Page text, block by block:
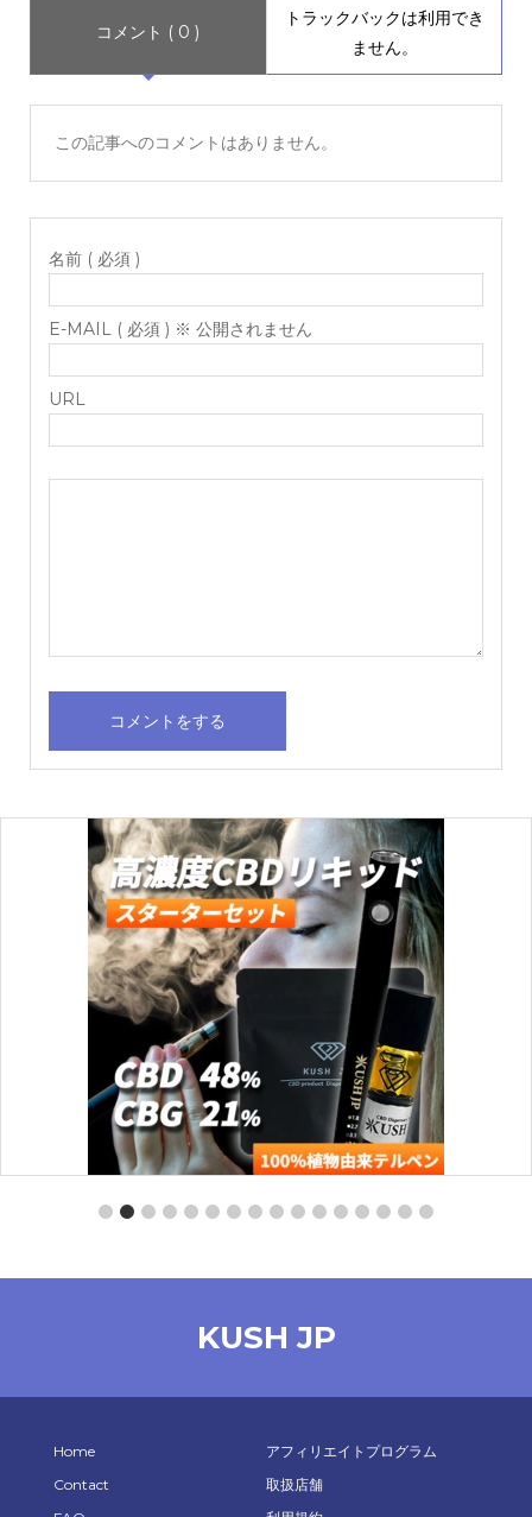
コメント ( 0 )
トラックバックは利用でき
ません。
この記事へのコメントはありません。
名前 ( 必須 )
E-MAIL ( 必須 ) ※ 公開されません
URL
【KUSH JP】
オプションを選択
KUSH JP
Home
Contact
アフィリエイトプログラム
取扱店舗